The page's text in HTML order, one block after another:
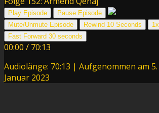
Play Episode
Pause Episode
Mute/Unmute Episode
Rewind 10 Seconds
1x
Fast Forward 30 seconds
00:00 / 70:13
Audiolänge: 70:13 | Aufgenommen am 5.
Januar 2023